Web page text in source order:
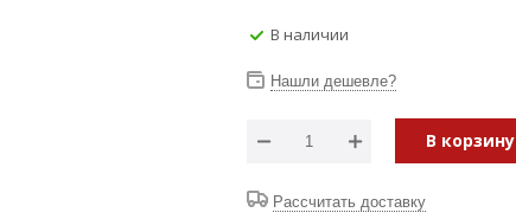
В наличии
Нашли дешевле?
В корзину
Рассчитать доставку